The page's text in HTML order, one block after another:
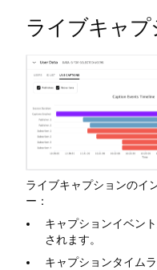
ライブキャプ
ライブキャプションのイ
ー：
キャプションイベン
されます。
キャプションタイム